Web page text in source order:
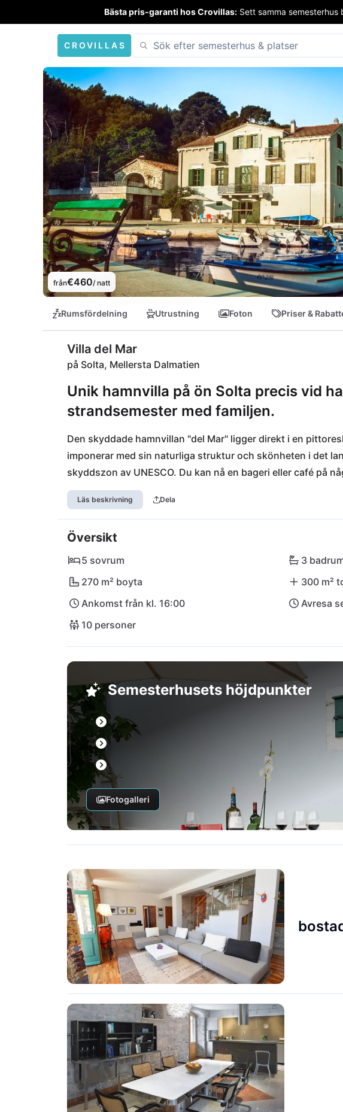
Bästa pris-garanti hos Crovillas: Sett samma
CROVILLAS
från€460/ natt
Rumsfördelning Utrustning Foton Priser &
Villa del Mar
på Solta, Mellersta Dalmatien
Unik hamnvilla på ön Solta precis vid
strandsemester med familjen.
Den skyddade hamnvillan "del Mar" ligger direkt i en
imponerar med sin naturliga struktur och skönheten i det
skyddszon av UNESCO. Du kan nå en bageri eller café på
charmig hamnrestaurang ligger nära. Vi rekommenderar att
endast 17 km bort belägna staden Split. Du kan parkera
parkeringsplatsen vid huset. Det är möjligt att ta sig till
(bil) färjan från hamnen i Rogac.
Läs beskrivning Dela
Översikt
5 sovrum
3
270 m² boyta
300 m²
Ankomst från kl. 16:00
Avresa
10 personer
Semesterhusets höjdpunkter
Fotogalleri